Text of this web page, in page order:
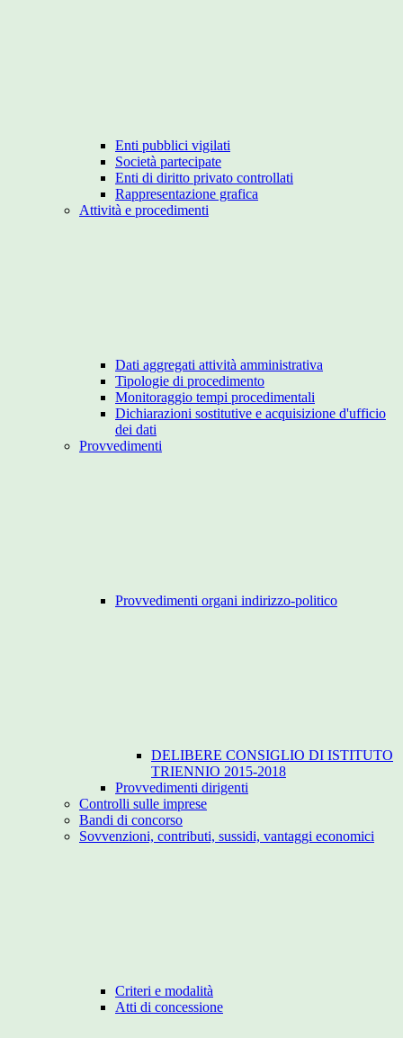
Enti pubblici vigilati
Società partecipate
Enti di diritto privato controllati
Rappresentazione grafica
Attività e procedimenti
Dati aggregati attività amministrativa
Tipologie di procedimento
Monitoraggio tempi procedimentali
Dichiarazioni sostitutive e acquisizione d'ufficio
dei dati
Provvedimenti
Provvedimenti organi indirizzo-politico
DELIBERE CONSIGLIO DI ISTITUTO
TRIENNIO 2015-2018
Provvedimenti dirigenti
Controlli sulle imprese
Bandi di concorso
Sovvenzioni, contributi, sussidi, vantaggi economici
Criteri e modalità
Atti di concessione